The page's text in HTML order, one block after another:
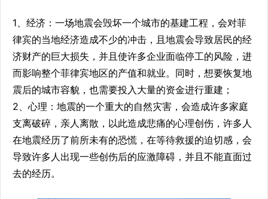
1、经济：一场地震会毁坏一个城市的基建工程，会对菲
律宾的当地经济造成不少的冲击，且地震会导致居民的经
济财产的巨大损失，并且使许多企业面临停工的风险，进
而影响整个菲律宾地区的产值和就业。同时，想要恢复地
震后的城市容貌，也需要投入大量的资金进行重建；
2、心理：地震的一个重大的自然灾害，会造成许多家庭
支离破碎，亲人离散，以此造成悲痛的心理创伤，许多人
在地震经历了前所未有的恐慌，在等待救援的迫切感，会
导致许多人出现一些创伤后的应激障碍，并且不能直面过
去的经历。